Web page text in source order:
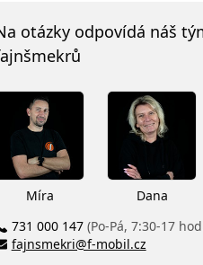
otázky odpovídá náš
Míra
Dana
731 000 147 (Po-Pá, 7:30-17
fajnsmekri@f-mobil.cz